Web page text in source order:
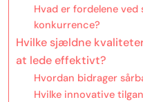
Hvad er fordelene
konkurrence?
Hvilke sjældne
at lede effektivt?
Hvordan bidrager
Hvilke innovative